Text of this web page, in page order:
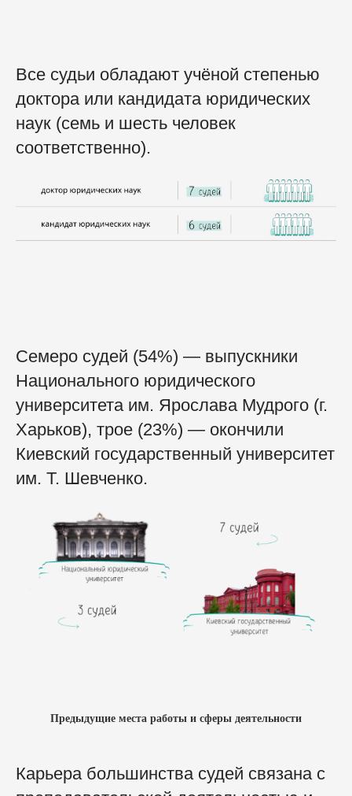
Все судьи обладают учёной степенью
доктора или кандидата юридических
наук (семь и шесть человек
соответственно).
Семеро судей (54%) — выпускники
Национального юридического
университета им. Ярослава Мудрого (г.
Харьков), трое (23%) — окончили
Киевский государственный университет
им. Т. Шевченко.
Предыдущие места работы и сферы деятельности
Карьера большинства судей связана с